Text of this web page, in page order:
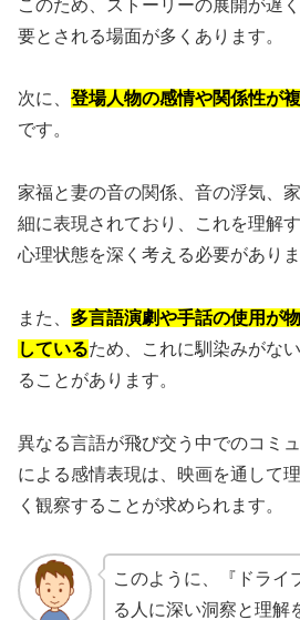
このため、ストーリーの展開が遅
要とされる場面が多くあります。
次に、 登場人物の感情や関係性が
です。
家福と妻の音の関係、音の浮気、
細に表現されており、これを理解
心理状態を深く考える必要がありま
また、 多言語演劇や手話の使用が
しているため、これに馴染みがな
ることがあります。
異なる言語が飛び交う中でのコミ
による感情表現は、映画を通して
く観察することが求められます。
このように、『ドライ
る人に深い洞察と理解